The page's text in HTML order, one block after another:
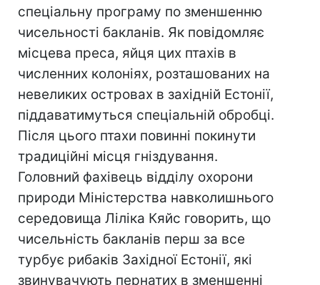
спеціальну програму по зменшенню
чисельності бакланів. Як повідомляє
місцева преса, яйця цих птахів в
численних колоніях, розташованих на
невеликих островах в західній Естонії,
піддаватимуться спеціальній обробці.
Після цього птахи повинні покинути
традиційні місця гніздування.
Головний фахівець відділу охорони
природи Міністерства навколишнього
середовища Ліліка Кяйс говорить, що
чисельність бакланів перш за все
турбує рибаків Західної Естонії, які
звинувачують пернатих в зменшенні